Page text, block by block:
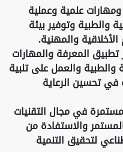
علمية وعملية
والطبية وتوفير بيئة
والمهنية.
المعرفة والمهارات
والعمل على تلبية
تحسين الرعاية
في مجال التقنيات
والاستفادة من
لتحقيق التنمية